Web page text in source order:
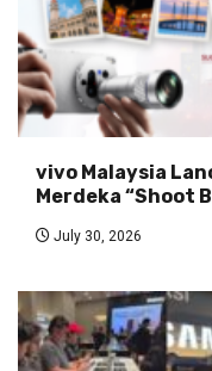
vivo Malaysia
Merdeka “Shoot
July 30, 2026